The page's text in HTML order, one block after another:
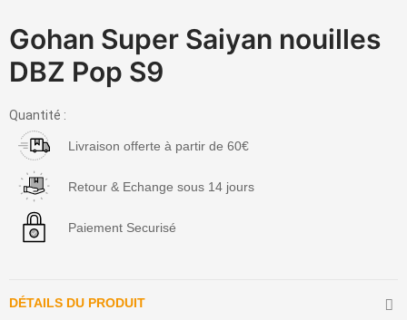
Gohan Super Saiyan nouilles
DBZ Pop S9
Quantité :
Livraison offerte à partir de 60€
Retour & Echange sous 14 jours
Paiement Securisé
DÉTAILS DU PRODUIT